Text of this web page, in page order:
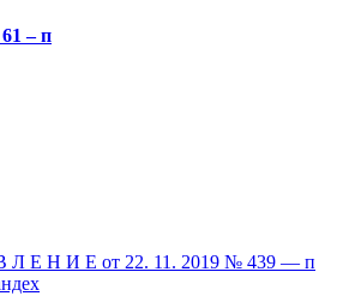
– п
Е Н И Е от 22. 11. 2019 № 439 — п